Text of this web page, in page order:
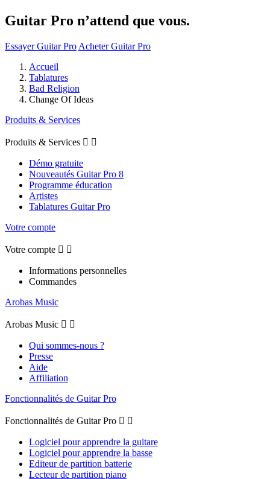
Guitar Pro n’attend que vous.
Essayer Guitar Pro Acheter Guitar Pro
Accueil
Tablatures
Bad Religion
Change Of Ideas
Produits & Services
Produits & Services  
Démo gratuite
Nouveautés Guitar Pro 8
Programme éducation
Artistes
Tablatures Guitar Pro
Votre compte
Votre compte  
Informations personnelles
Commandes
Arobas Music
Arobas Music  
Qui sommes-nous ?
Presse
Aide
Affiliation
Fonctionnalités de Guitar Pro
Fonctionnalités de Guitar Pro  
Logiciel pour apprendre la guitare
Logiciel pour apprendre la basse
Editeur de partition batterie
Lecteur de partition piano